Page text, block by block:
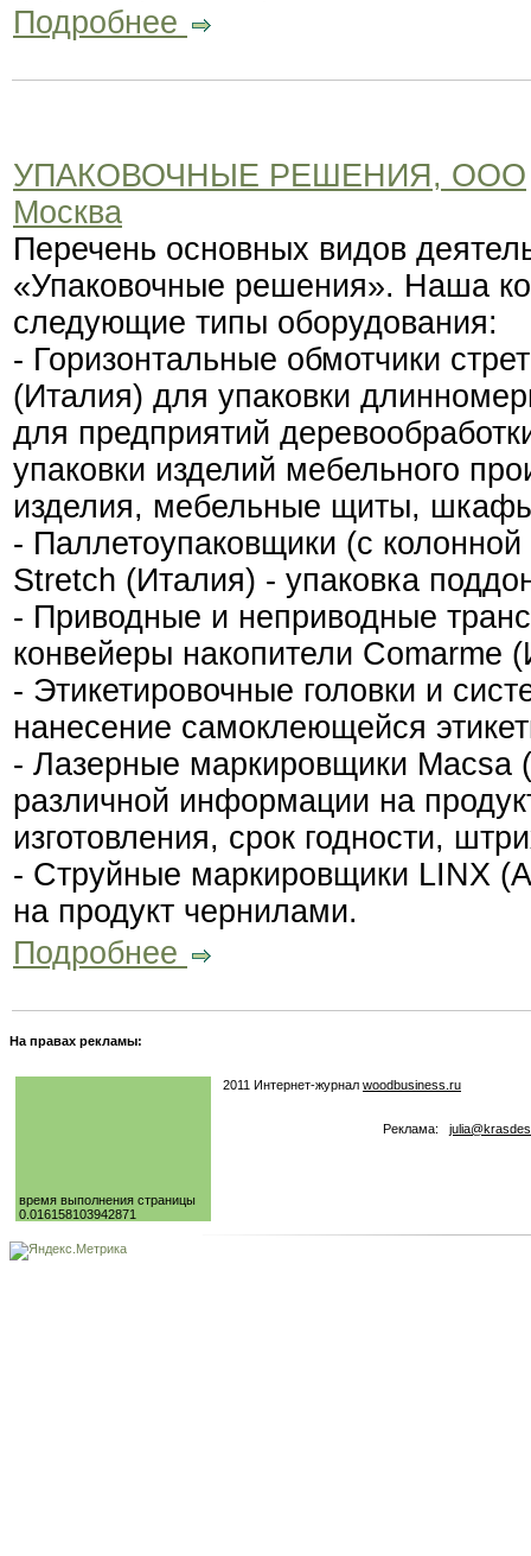
Подробнее
УПАКОВОЧНЫЕ РЕШЕНИЯ, ООО
Москва
Перечень основных видов
«Упаковочные решения». Наша
следующие типы оборудования:
- Горизонтальные обмотчики
(Италия) для упаковки
для предприятий
упаковки изделий мебельного
изделия, мебельные щиты,
- Паллетоупаковщики (с
Stretch (Италия) - упаковка
- Приводные и неприводные
конвейеры накопители Сomarme
- Этикетировочные головки и
нанесение самоклеющейся
- Лазерные маркировщики Macsa
различной информации на
изготовления, срок годности,
- Струйные маркировщики LINX
на продукт чернилами.
Подробнее
На правах рекламы:
время выполнения страницы
0.016158103942871
2011 Интернет-журнал woodbusiness.ru
Реклама: